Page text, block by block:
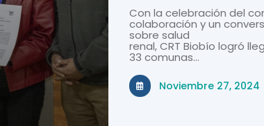
Con la celebración del
colaboración y un
sobre salud
renal, CRT Biobío logró
33 comunas…
Noviembre 27, 2024